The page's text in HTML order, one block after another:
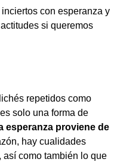
con esperanza y
si queremos
repetidos como
solo una forma de
esperanza proviene de
hay cualidades
como también lo que